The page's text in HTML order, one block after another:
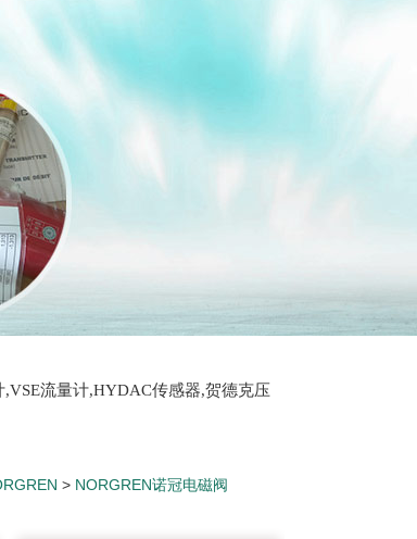
流量计,HYDAC传感器,贺德克压
> NORGREN诺冠电磁阀